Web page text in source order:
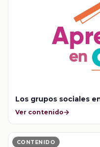
Los grupos sociales
Ver contenido
CONTENIDO